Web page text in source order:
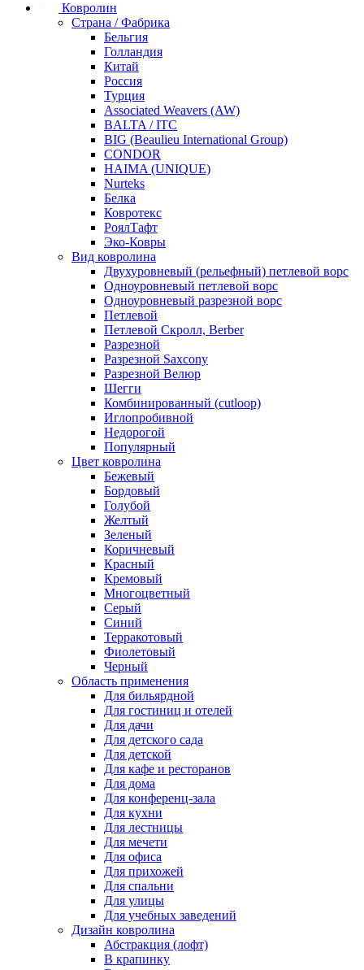
Ковролин
Страна / Фабрика
Бельгия
Голландия
Китай
Россия
Турция
Associated Weavers (AW)
BALTA / ITC
BIG (Beaulieu International Group)
CONDOR
HAIMA (UNIQUE)
Nurteks
Белка
Ковротекс
РоялТафт
Эко-Ковры
Вид ковролина
Двухуровневый (рельефный) петлевой ворс
Одноуровневый петлевой ворс
Одноуровневый разрезной ворс
Петлевой
Петлевой Скролл, Berber
Разрезной
Разрезной Saxcony
Разрезной Велюр
Шегги
Комбинированный (cutloop)
Иглопробивной
Недорогой
Популярный
Цвет ковролина
Бежевый
Бордовый
Голубой
Желтый
Зеленый
Коричневый
Красный
Кремовый
Многоцветный
Серый
Синий
Терракотовый
Фиолетовый
Черный
Область применения
Для бильярдной
Для гостиниц и отелей
Для дачи
Для детского сада
Для детской
Для кафе и ресторанов
Для дома
Для конференц-зала
Для кухни
Для лестницы
Для мечети
Для офиса
Для прихожей
Для спальни
Для улицы
Для учебных заведений
Дизайн ковролина
Абстракция (лофт)
В крапинку